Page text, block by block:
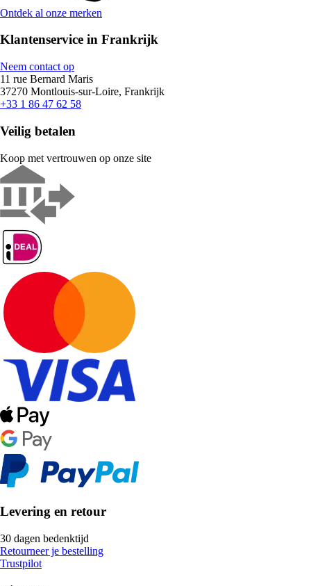
Ontdek al onze merken
Klantenservice in Frankrijk
Neem contact op
11 rue Bernard Maris
37270 Montlouis-sur-Loire, Frankrijk
+33 1 86 47 62 58
Veilig betalen
Koop met vertrouwen op onze site
Levering en retour
30 dagen bedenktijd
Retourneer je bestelling
Trustpilot